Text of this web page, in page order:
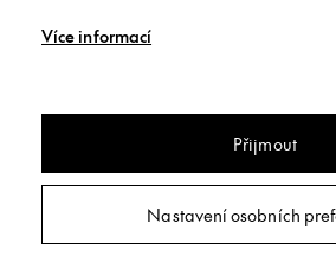
Jídelní stůl jídelní stůl
Poptat
O společnosti
Nastavení soukromí
Více informací
Přijmout
Nastavení osobních